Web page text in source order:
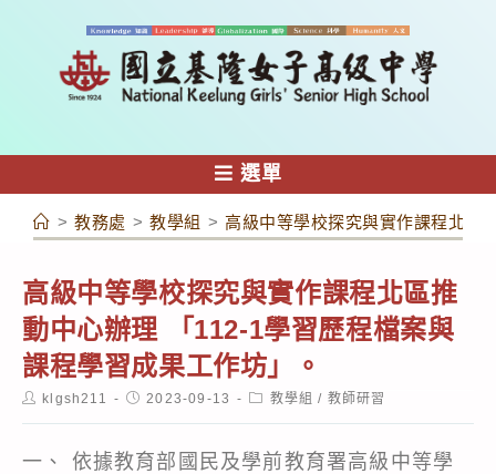
容
選單
> 教務處 > 教學組 > 高級中等學校探究與實作課程北區
高級中等學校探究與實作課程北區推
動中心辦理 「112-1學習歷程檔案與
課程學習成果工作坊」。
Postklgsh211
Post2023-09-13
Post教學組 / 教師研習
一、 依據教育部國民及學前教育署高級中等學